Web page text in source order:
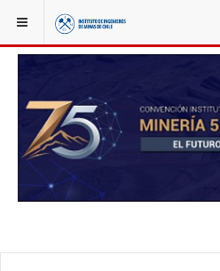
YOU ARE HERE: NOTICIAS